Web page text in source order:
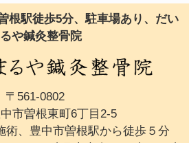
根駅徒歩5分、駐車場あり、だい
や鍼灸整骨院
〒561-0802
市曽根東町6丁目2-5
術、豊中市曽根駅から徒歩５分